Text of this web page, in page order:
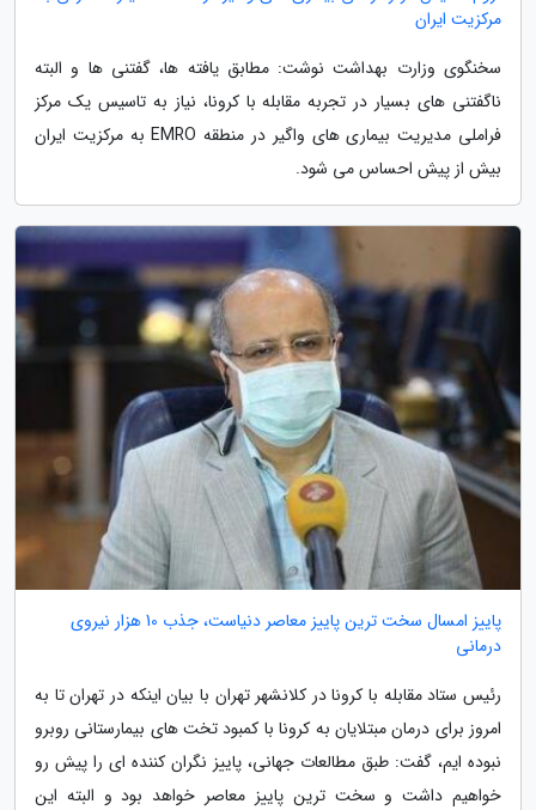
مرکزیت ایران
سخنگوی وزارت بهداشت نوشت: مطابق یافته ها، گفتنی ها و البته
ناگفتنی های بسیار در تجربه مقابله با کرونا، نیاز به تاسیس یک مرکز
فراملی مدیریت بیماری های واگیر در منطقه EMRO به مرکزیت ایران
بیش از پیش احساس می شود.
پاییز امسال سخت ترین پاییز معاصر دنیاست، جذب 10 هزار نیروی
درمانی
رئیس ستاد مقابله با کرونا در کلانشهر تهران با بیان اینکه در تهران تا به
امروز برای درمان مبتلایان به کرونا با کمبود تخت های بیمارستانی روبرو
نبوده ایم، گفت: طبق مطالعات جهانی، پاییز نگران کننده ای را پیش رو
خواهیم داشت و سخت ترین پاییز معاصر خواهد بود و البته این